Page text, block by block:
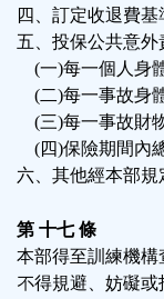
四、訂定收退費基
五、投保公共意
(一)每一個人身
(二)每一事故身
(三)每一事故財
(四)保險期間內
六、其他經本部規
第 十七 條
本部得至訓練機
不得規避、妨礙或